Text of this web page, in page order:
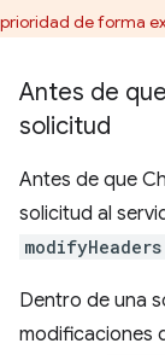
prioridad de forma
Antes de
solicitud
Antes de que
solicitud al
modifyHeaders
Dentro de una
modificaciones